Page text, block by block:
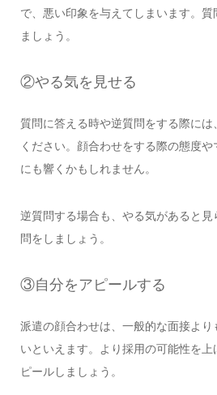
で、悪い印象を与えてしまいます。
ましょう。
②やる気を見せる
質問に答える時や逆質問をする際に
ください。顔合わせをする際の態度
にも響くかもしれません。
逆質問する場合も、やる気があると
問をしましょう。
③自分をアピールする
派遣の顔合わせは、一般的な面接よ
いといえます。より採用の可能性を
ピールしましょう。